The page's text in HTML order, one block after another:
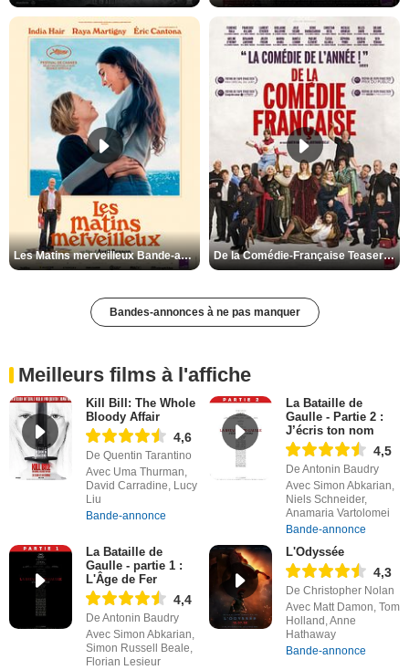
Les Matins merveilleux Bande-annonce VF De la Comédie-Française Teaser VF
Bandes-annonces à ne pas manquer
Meilleurs films à l'affiche
Kill Bill: The Whole
Bloody Affair
4,6
De Quentin Tarantino
Avec Uma Thurman,
David Carradine, Lucy
Liu
Bande-annonce
La Bataille de
Gaulle - Partie 2 :
J’écris ton nom
4,5
De Antonin Baudry
Avec Simon Abkarian,
Niels Schneider,
Anamaria Vartolomei
Bande-annonce
La Bataille de
Gaulle - partie 1 :
L'Âge de Fer
4,4
De Antonin Baudry
Avec Simon Abkarian,
Simon Russell Beale,
Florian Lesieur
L'Odyssée
4,3
De Christopher Nolan
Avec Matt Damon, Tom
Holland, Anne
Hathaway
Bande-annonce